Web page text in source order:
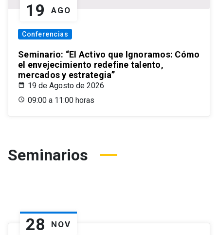
19 AGO
Conferencias
Seminario: “El Activo que Ignoramos: Cómo
el envejecimiento redefine talento,
mercados y estrategia”
19 de Agosto de 2026
09:00 a 11:00 horas
Seminarios
28 NOV